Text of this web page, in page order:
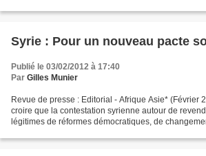
Syrie : Pour un nouveau pacte
Publié le 03/02/2012 à 17:40
Par Gilles Munier
Revue de presse : Editorial - Afrique Asie* (Février
croire que la contestation syrienne autour de
légitimes de réformes démocratiques, de